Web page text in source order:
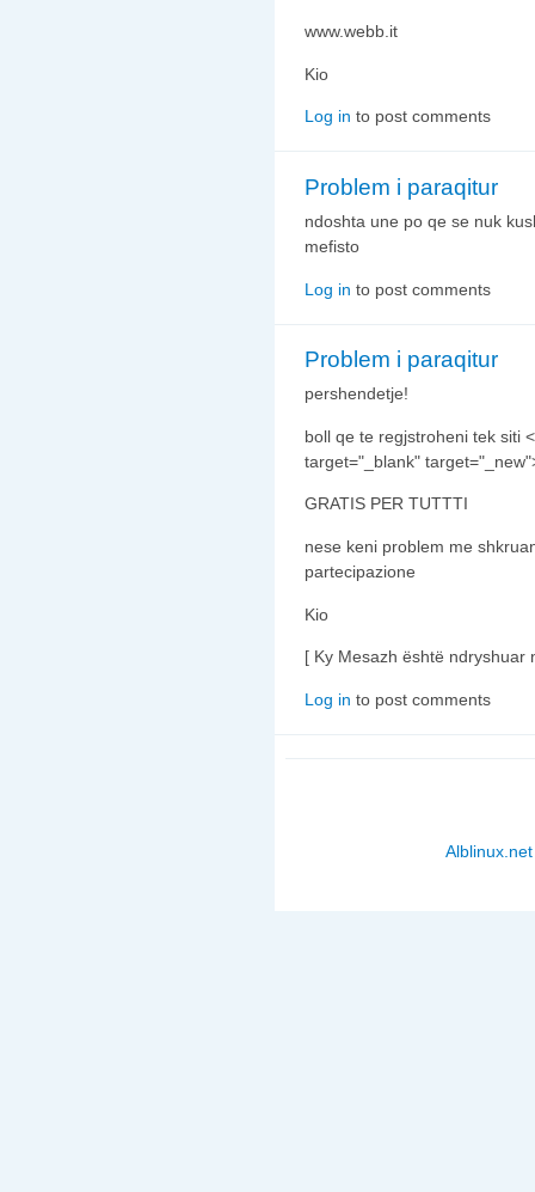
www.webb.it
Kio
Log in to post comments
Problem i paraqitur
ndoshta une po qe se nuk
mefisto
Log in to post comments
Problem i paraqitur
pershendetje!
boll qe te regjstroheni tek siti
target="_blank"
GRATIS PER TUTTTI
nese keni problem me
partecipazione
Kio
[ Ky Mesazh është
Log in to post comments
Alblinux.net